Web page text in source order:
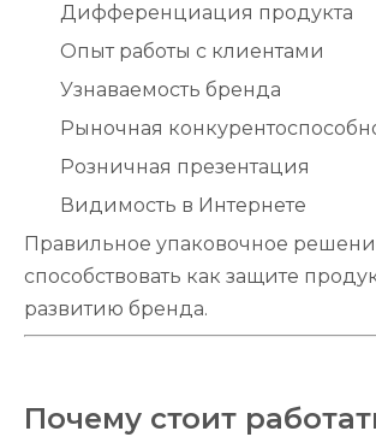
Дифференциация продукта
Опыт работы с клиентами
Узнаваемость бренда
Рыночная
Розничная презентация
Видимость в Интернете
Правильное упаковочное
способствовать как защите
развитию бренда.
Почему стоит